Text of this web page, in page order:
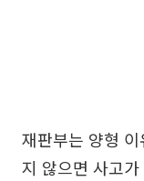
재판부는 양형
지 않으면 사고